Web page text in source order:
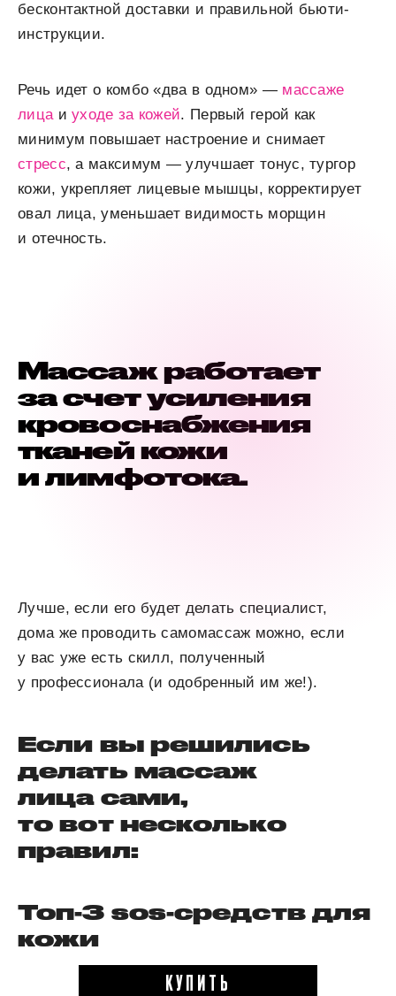
бесконтактной доставки и правильной бьюти-
инструкции.
Речь идет о комбо «два в одном» — массаже
лицаиуходе за кожей. Первый герой как
минимум повышает настроение и снимает
стресс, а максимум — улучшает тонус, тургор
кожи, укрепляет лицевые мышцы, корректирует
овал лица, уменьшает видимость морщин
и отечность.
Массаж работает
за счет усиления
кровоснабжения
тканей кожи
и лимфотока.
Лучше, если его будет делать специалист,
дома же проводить самомассаж можно, если
у вас уже есть скилл, полученный
у профессионала (и одобренный им же!).
Если вы решились
делать массаж
лица сами,
то вот несколько
правил:
Топ-3 sos-средств для
кожи
КУПИТЬ